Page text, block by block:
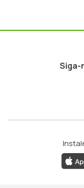
Siga-